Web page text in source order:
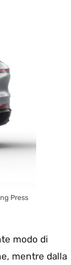
Press
modo di
mentre dalla